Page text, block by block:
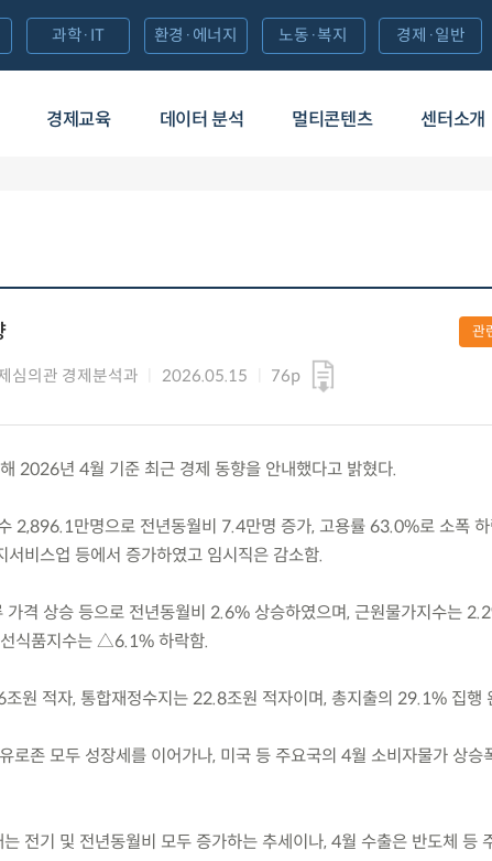
경제교육 데이터 분석 멀티콘텐츠 센터소개
과학·IT 환경·에너지 노동·복지 경제·일반
심의관 경제분석과 2026.05.15 76p
관
2026년 4월 기준 최근 경제 동향을 안내했다고 밝혔다.
2,896.1만명으로 전년동월비 7.4만명 증가, 고용률 63.0%로 소폭 하
비스업 등에서 증가하였고 임시직은 감소함.
격 상승 등으로 전년동월비 2.6% 상승하였으며, 근원물가지수는
식품지수는 △6.1% 하락함.
원 적자, 통합재정수지는 22.8조원 적자이며, 총지출의 29.1% 집행
로존 모두 성장세를 이어가나, 미국 등 주요국의 4월 소비자물가 상승
전기 및 전년동월비 모두 증가하는 추세이나, 4월 수출은 반도체 등